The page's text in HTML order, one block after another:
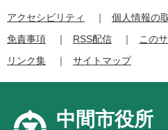
アクセシビリティ
個人情報の
免責事項
RSS配信
この
リンク集
サイトマップ
中間市役所